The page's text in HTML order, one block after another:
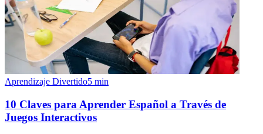
Aprendizaje Divertido5 min
10 Claves para Aprender Español a Través de
Juegos Interactivos